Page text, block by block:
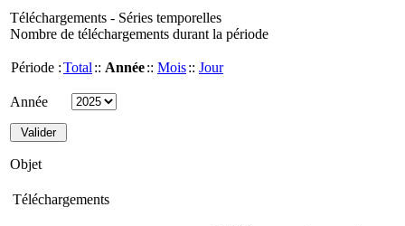
Téléchargements - Séries temporelles
Nombre de téléchargements durant la période
Période :Total :: Année:: Mois:: Jour
Année
Objet
Téléchargements